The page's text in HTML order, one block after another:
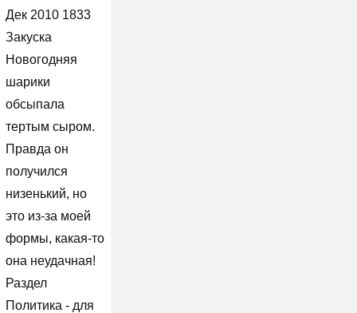
Дек 2010 1833
Закуска
Новогодняя
шарики
обсыпала
тертым сыром.
Правда он
получился
низенький, но
это из-за моей
формы, какая-то
она неудачная!
Раздел
Политика - для